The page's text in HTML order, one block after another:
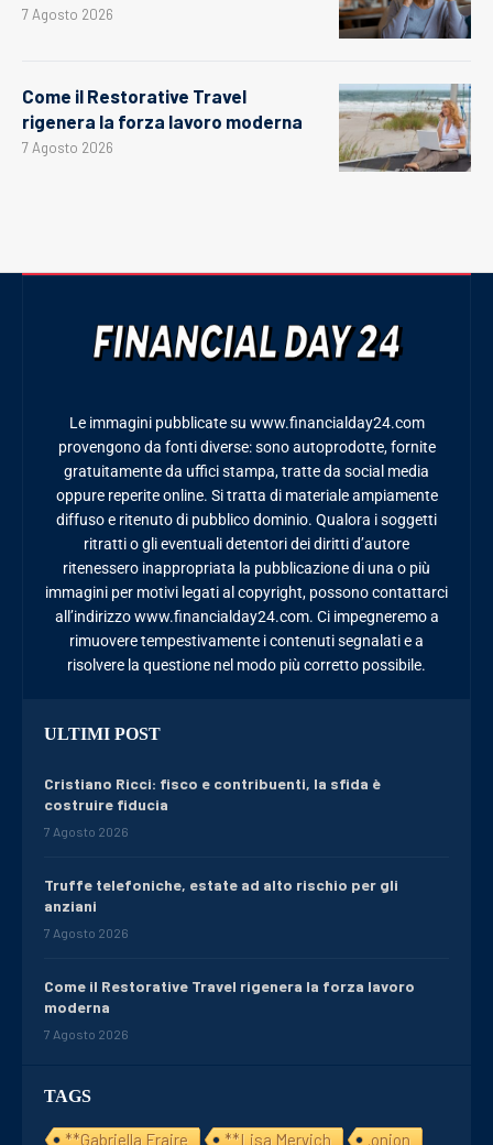
7 Agosto 2026
Come il Restorative Travel
rigenera la forza lavoro moderna
7 Agosto 2026
TAGS
**Gabriella Fraire **Lisa Mervich .onion
Le immagini pubblicate su www.financialday24.com
provengono da fonti diverse: sono autoprodotte, fornite
gratuitamente da uffici stampa, tratte da social media
oppure reperite online. Si tratta di materiale ampiamente
diffuso e ritenuto di pubblico dominio. Qualora i soggetti
ritratti o gli eventuali detentori dei diritti d’autore
ritenessero inappropriata la pubblicazione di una o più
immagini per motivi legati al copyright, possono contattarci
all’indirizzo www.financialday24.com. Ci impegneremo a
rimuovere tempestivamente i contenuti segnalati e a
risolvere la questione nel modo più corretto possibile.
ULTIMI POST
Cristiano Ricci: fisco e contribuenti, la sfida è
costruire fiducia
7 Agosto 2026
Truffe telefoniche, estate ad alto rischio per gli
anziani
7 Agosto 2026
Come il Restorative Travel rigenera la forza lavoro
moderna
7 Agosto 2026